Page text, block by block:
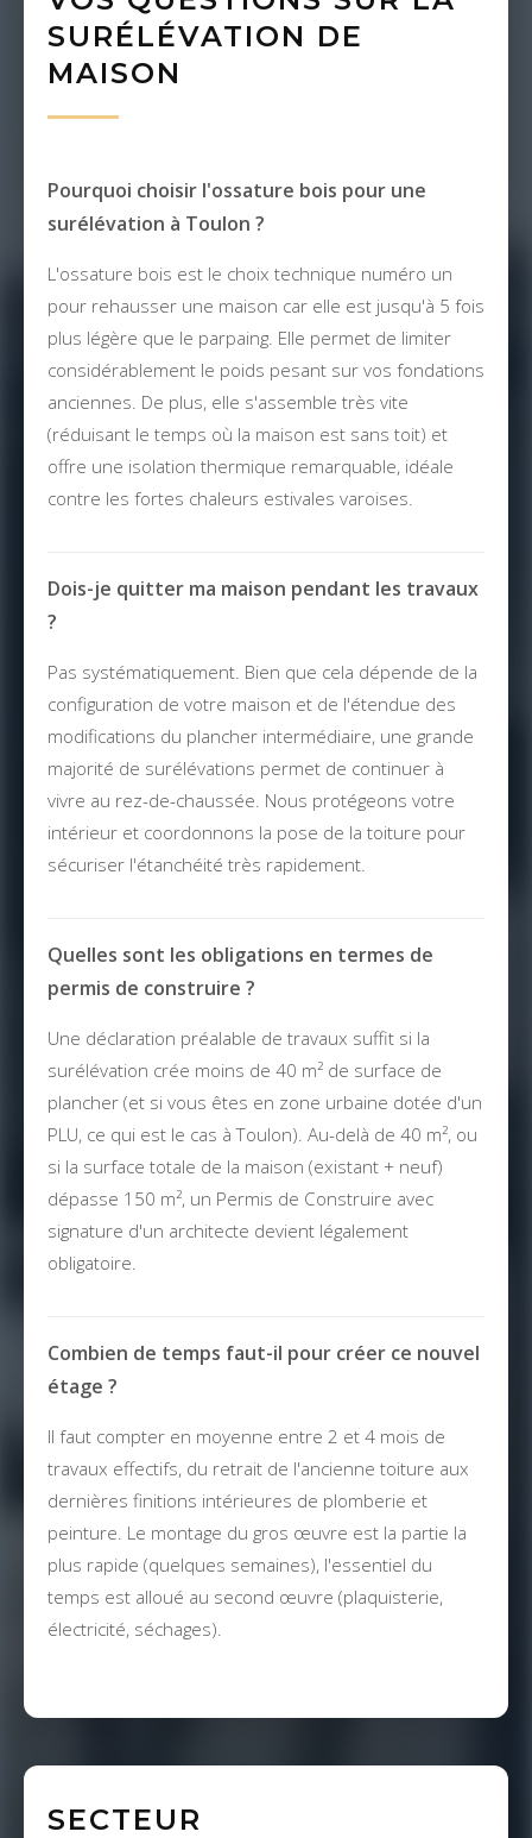
SURÉLÉVATION DE
MAISON
Pourquoi choisir l'ossature bois pour une
surélévation à Toulon ?
L'ossature bois est le choix technique numéro un
pour rehausser une maison car elle est jusqu'à 5 fois
plus légère que le parpaing. Elle permet de limiter
considérablement le poids pesant sur vos fondations
anciennes. De plus, elle s'assemble très vite
(réduisant le temps où la maison est sans toit) et
offre une isolation thermique remarquable, idéale
contre les fortes chaleurs estivales varoises.
Dois-je quitter ma maison pendant les travaux
?
Pas systématiquement. Bien que cela dépende de la
configuration de votre maison et de l'étendue des
modifications du plancher intermédiaire, une grande
majorité de surélévations permet de continuer à
vivre au rez-de-chaussée. Nous protégeons votre
intérieur et coordonnons la pose de la toiture pour
sécuriser l'étanchéité très rapidement.
Quelles sont les obligations en termes de
permis de construire ?
Une déclaration préalable de travaux suffit si la
surélévation crée moins de 40 m² de surface de
plancher (et si vous êtes en zone urbaine dotée d'un
PLU, ce qui est le cas à Toulon). Au-delà de 40 m², ou
si la surface totale de la maison (existant + neuf)
dépasse 150 m², un Permis de Construire avec
signature d'un architecte devient légalement
obligatoire.
Combien de temps faut-il pour créer ce nouvel
étage ?
Il faut compter en moyenne entre 2 et 4 mois de
travaux effectifs, du retrait de l'ancienne toiture aux
dernières finitions intérieures de plomberie et
peinture. Le montage du gros œuvre est la partie la
plus rapide (quelques semaines), l'essentiel du
temps est alloué au second œuvre (plaquisterie,
électricité, séchages).
SECTEUR